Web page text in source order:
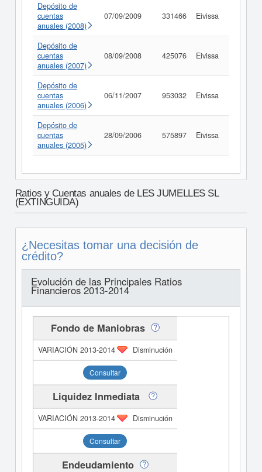
Depósito de
cuentas
anuales (2008)
07/09/2009 331466 Eivissa
Depósito de
cuentas
anuales (2007)
08/09/2008 425076 Eivissa
Depósito de
cuentas
anuales (2006)
06/11/2007 953032 Eivissa
Depósito de
cuentas
anuales (2005)
28/09/2006 575897 Eivissa
Ratios y Cuentas anuales de LES JUMELLES SL
(EXTINGUIDA)
¿Necesitas tomar una decisión de
crédito?
Evolución de las Principales Ratios
Financieros 2013-2014
Fondo de Maniobras
Disminución
Consultar
Liquidez Inmediata
Disminución
Consultar
Endeudamiento